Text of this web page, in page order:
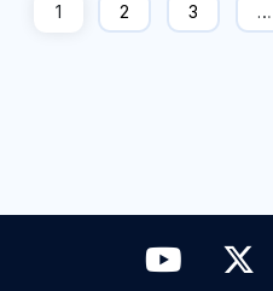
1 2 3 …